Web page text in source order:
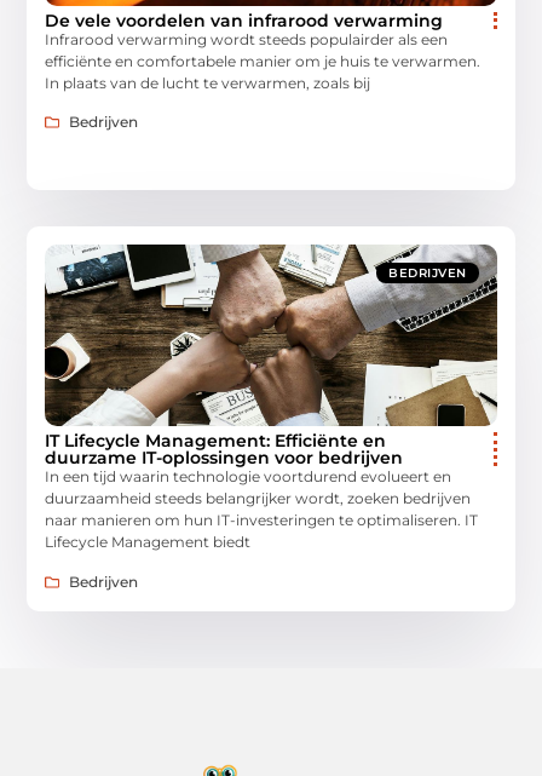
De vele voordelen van infrarood verwarming
Infrarood verwarming wordt steeds populairder als een
efficiënte en comfortabele manier om je huis te verwarmen.
In plaats van de lucht te verwarmen, zoals bij
Bedrijven
BEDRIJVEN
IT Lifecycle Management: Efficiënte en
duurzame IT-oplossingen voor bedrijven
In een tijd waarin technologie voortdurend evolueert en
duurzaamheid steeds belangrijker wordt, zoeken bedrijven
naar manieren om hun IT-investeringen te optimaliseren. IT
Lifecycle Management biedt
Bedrijven